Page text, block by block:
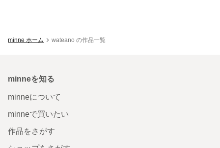
minne ホーム wateano の作品一覧
minneを知る
minneについて
minneで買いたい
作品をさがす